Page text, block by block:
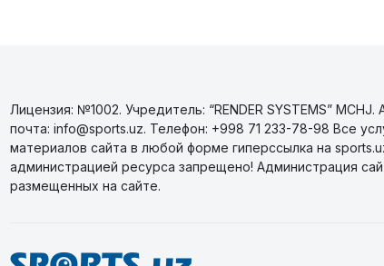
Лицензия: №1002. Учредитель: “RENDER SYSTEMS”
почта: info@sports.uz. Телефон: +998 71 233-78-98 Все
материалов сайта в любой форме гиперссылка на
администрацией ресурса запрещено! Администрация
размещенных на сайте.